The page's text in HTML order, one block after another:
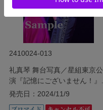
2410024-013
礼真琴 舞台写真／星組東京公
演『記憶にございません！』
『Tiara Azul ―Destino―』
発売日：2024/11/9